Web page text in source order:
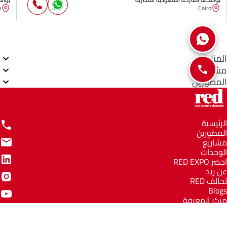
Cairo
المناطق
مشاريع
المطورين
الرئيسية
المطورين
مشاريع
الوحدات
احضر RED EXPO
عن ريد
تحالف RED
Blogs
مركز المعرفة